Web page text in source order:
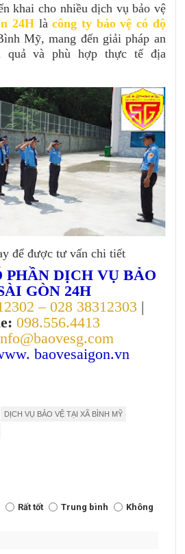
khai cho nhiều dịch vụ bảo vệ
24Hlàcông ty bảo vệ có độ
Mỹ, mang đến giải pháp an
quả và phù hợp thực tế địa
để được tư vấn chi tiết
PHẦN DỊCH VỤ BẢO
GÒN 24H
– 028 38312303 |
098.556.4413
baovesaigon.vn
DỊCH VỤ BẢO VỆ TẠI XÃ BÌNH MỸ
Rất tốt Trung bình
Không